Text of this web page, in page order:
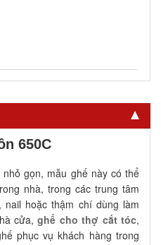
650C
gọn, mẫu ghế này có thể
nhà, trong các trung tâm
hoặc thậm chí dùng làm
cửa, ghế cho thợ cắt tóc,
phục vụ khách hàng trong